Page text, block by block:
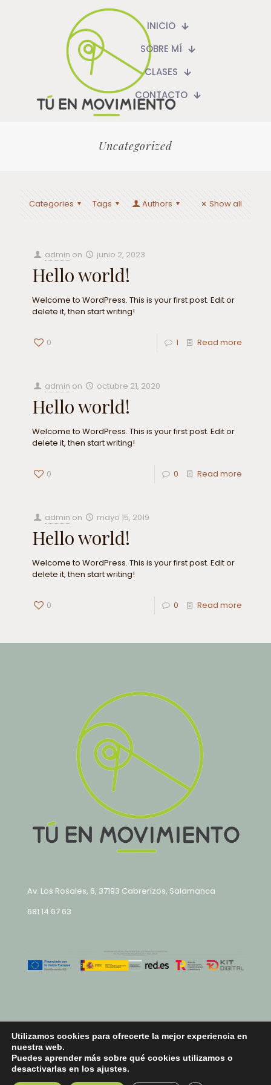
INICIO
SOBRE MÍ
CLASES
CONTACTO
Uncategorized
Categories Tags Authors Show all
admin on junio 2, 2023
Hello world!
Welcome to WordPress. This is your first post. Edit or
delete it, then start writing!
0 1 Read more
admin on octubre 21, 2020
Hello world!
Welcome to WordPress. This is your first post. Edit or
delete it, then start writing!
0 0 Read more
admin on mayo 15, 2019
Hello world!
Welcome to WordPress. This is your first post. Edit or
delete it, then start writing!
0 0 Read more
Av. Los Rosales, 6, 37193 Cabrerizos, Salamanca
681 14 67 63
2024 Tu en Movimiento |
Privacidad|Política de Cookies|Política de
Accesibilidad
Utilizamos cookies para ofrecerte la mejor experiencia en
nuestra web.
Puedes aprender más sobre qué cookies utilizamos o
desactivarlas en los ajustes.